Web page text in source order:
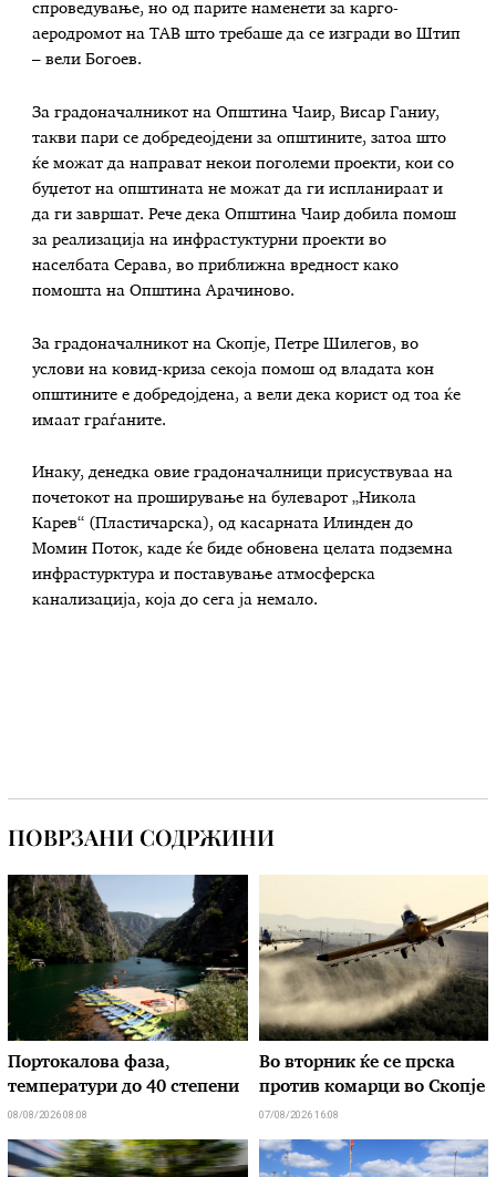
спроведување, но од парите наменети за карго-
аеродромот на ТАВ што требаше да се изгради во Штип
– вели Богоев.
За градоначалникот на Општина Чаир, Висар Ганиу,
такви пари се добредеојдени за општините, затоа што
ќе можат да направат некои поголеми проекти, кои со
буџетот на општината не можат да ги испланираат и
да ги завршат. Рече дека Општина Чаир добила помош
за реализација на инфрастуктурни проекти во
населбата Серава, во приближна вредност како
помошта на Општина Арачиново.
За градоначалникот на Скопје, Петре Шилегов, во
услови на ковид-криза секоја помош од владата кон
општините е добредојдена, а вели дека корист од тоа ќе
имаат граѓаните.
Инаку, денедка овие градоначалници присуствуваа на
почетокот на проширување на булеварот „Никола
Карев“ (Пластичарска), од касарната Илинден до
Момин Поток, каде ќе биде обновена целата подземна
инфрастурктура и поставување атмосферска
канализација, која до сега ја немало.
ПОВРЗАНИ СОДРЖИНИ
Портокалова фаза,
температури до 40 степени
08/08/2026 08:08
Во вторник ќе се прска
против комарци во Скопје
07/08/2026 16:08